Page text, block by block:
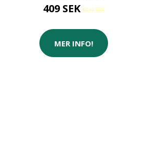
409 SEK809 SEK
MER INFO!